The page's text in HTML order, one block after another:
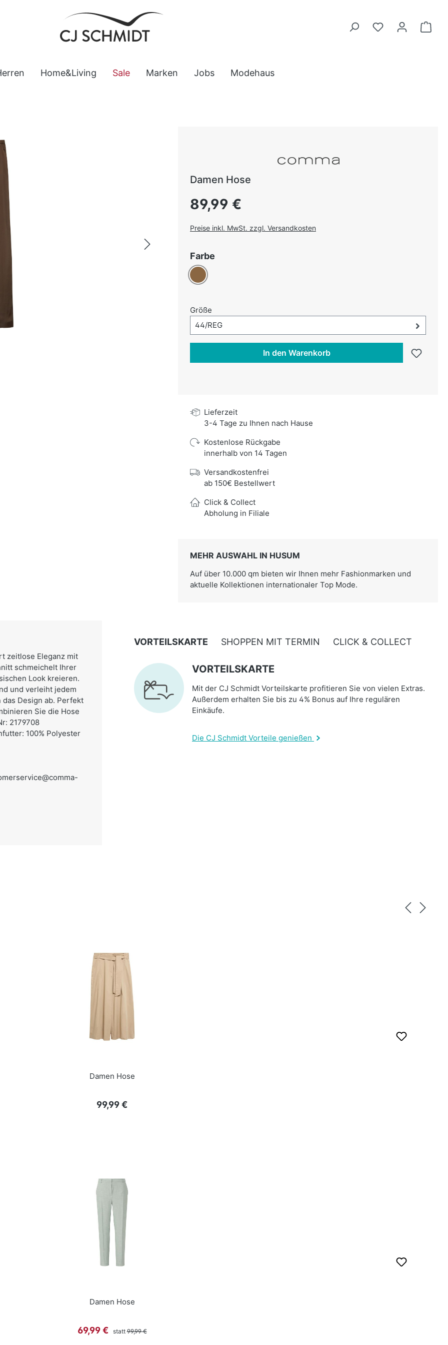
Home&Living Sale Marken Jobs Modehaus
Damen Hose
Regulärer Preis:
89,99 €
Preise inkl. MwSt. zzgl. Versandkosten
Farbe
Braun
Größe
Größe-Auswahl öffnen, aktuell ausgewählt:
44/REG
In den Warenkorb
Lieferzeit
3-4 Tage zu Ihnen nach Hause
Kostenlose Rückgabe
innerhalb von 14 Tagen
Versandkostenfrei
ab 150€ Bestellwert
Click & Collect
Abholung in Filiale
MEHR AUSWAHL IN HUSUM
Auf über 10.000 qm bieten wir Ihnen mehr Fashionmarken und
aktuelle Kollektionen internationaler Top Mode.
zeitlose Eleganz mit
schmeichelt Ihrer
Look kreieren.
und verleiht jedem
Design ab. Perfekt
Sie die Hose
2179708
100% Polyester
VORTEILSKARTE SHOPPEN MIT TERMIN CLICK & COLLECT
VORTEILSKARTE
Mit der CJ Schmidt Vorteilskarte profitieren Sie von vielen Extras.
Außerdem erhalten Sie bis zu 4% Bonus auf Ihre regulären
Einkäufe.
Die CJ Schmidt Vorteile genießen
Damen Hose
Regulärer Preis:
99,99 €
Damen Hose
Verkaufspreis:
69,99 € stattRegulärer Preis:
99,99 €